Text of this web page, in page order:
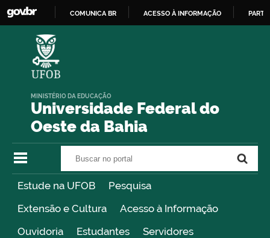
COMUNICA BR ACESSO À INFORMAÇÃO
Universidade Federal do
Oeste da Bahia
MINISTÉRIO DA EDUCAÇÃO
Estude na UFOB
Pesquisa
Extensão e Cultura
Acesso à Informação
Ouvidoria
Estudantes Servidores